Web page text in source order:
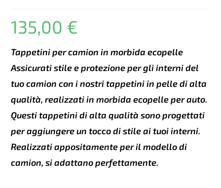
135,00 €
Tappetini per camion in morbida ecopelle
Assicurati stile e protezione per gli interni del
tuo camion con i nostri tappetini in pelle di alta
qualità, realizzati in morbida ecopelle per auto.
Questi tappetini di alta qualità sono progettati
per aggiungere un tocco di stile ai tuoi interni.
Realizzati appositamente per il modello di
camion, si adattano perfettamente.